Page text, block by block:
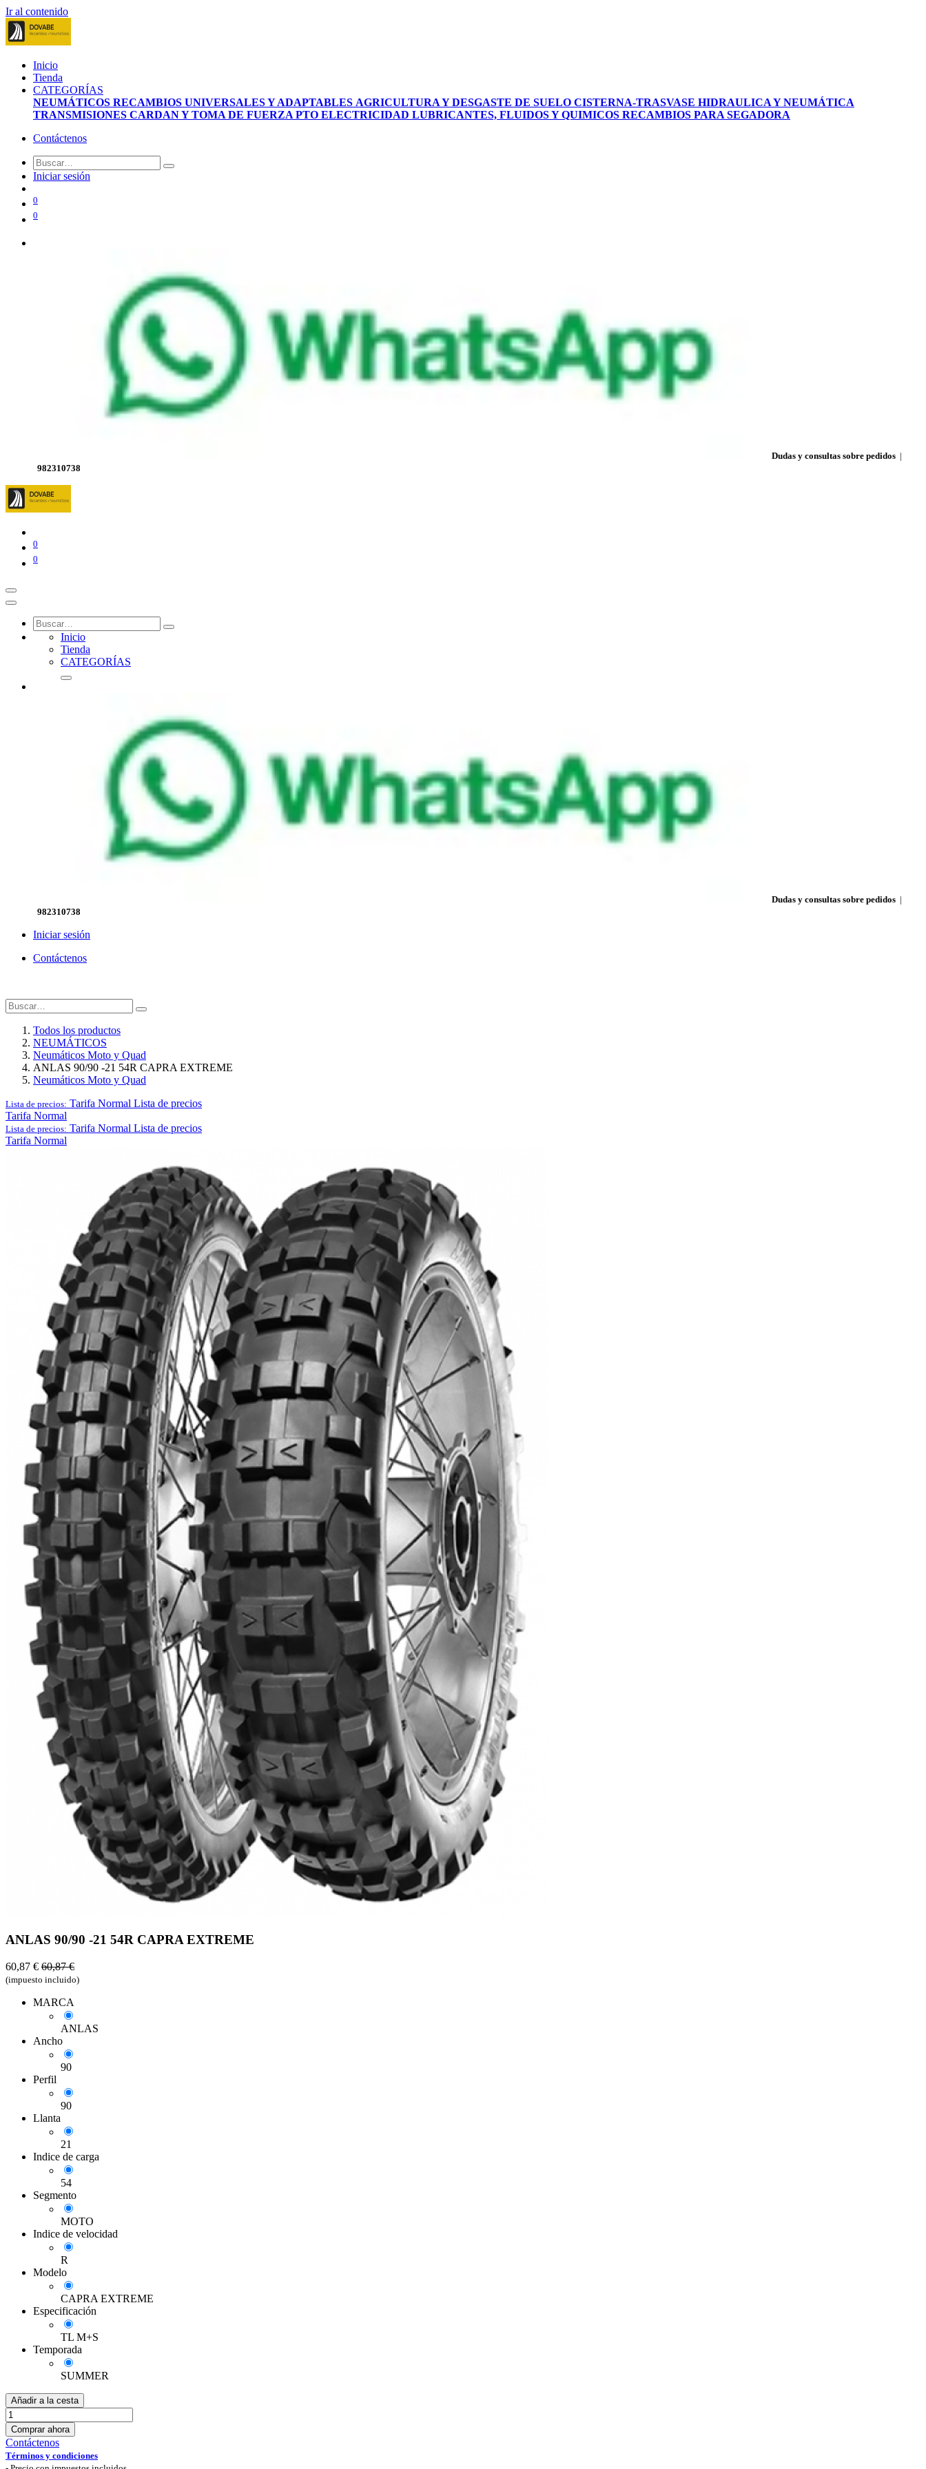
Ir al contenido
Inicio
Tienda
CATEGORÍAS
NEUMÁTICOS RECAMBIOS UNIVERSALES Y ADAPTABLES AGRICULTURA Y DESGASTE DE SUELO CISTERNA-TRASVASE HIDRAULICA Y NEUMÁTICA
TRANSMISIONES CARDAN Y TOMA DE FUERZA PTO ELECTRICIDAD LUBRICANTES, FLUIDOS Y QUIMICOS RECAMBIOS PARA SEGADORA
Contáctenos
Iniciar sesión
0
0
Dudas y consultas sobre pedidos |
982310738
0
0
Inicio
Tienda
CATEGORÍAS
Dudas y consultas sobre pedidos |
982310738
Iniciar sesión
Contáctenos
Todos los productos
NEUMÁTICOS
Neumáticos Moto y Quad
ANLAS 90/90 -21 54R CAPRA EXTREME
Neumáticos Moto y Quad
Lista de precios: Tarifa Normal Lista de precios
Tarifa Normal
Lista de precios: Tarifa Normal Lista de precios
Tarifa Normal
ANLAS 90/90 -21 54R CAPRA EXTREME
60,87 € 60,87€
(impuesto incluido)
MARCA
ANLAS
Ancho
90
Perfil
90
Llanta
21
Indice de carga
54
Segmento
MOTO
Indice de velocidad
R
Modelo
CAPRA EXTREME
Especificación
TL M+S
Temporada
SUMMER
Añadir a la cesta
Comprar ahora
Contáctenos
Términos y condiciones